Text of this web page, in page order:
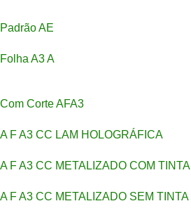
Padrão AE
Folha A3 A
Com Corte AFA3
A F A3 CC LAM HOLOGRÁFICA
A F A3 CC METALIZADO COM
A F A3 CC METALIZADO SEM